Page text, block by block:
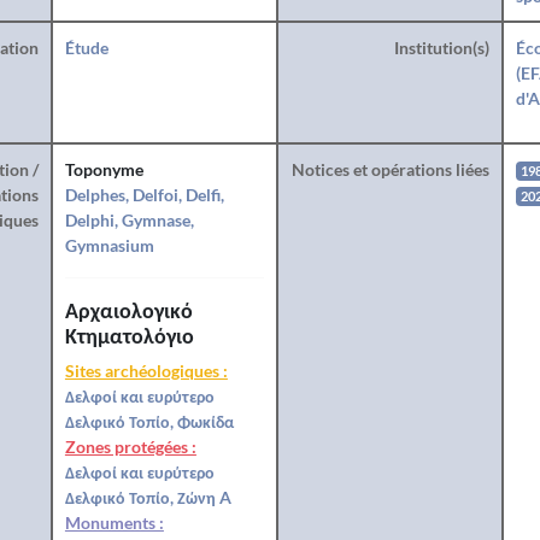
Étude Institution(s)
/
Toponyme
Delphes, Delfoi, Delfi,
Delphi, Gymnase,
Gymnasium
Αρχαιολογικό
Κτηματολόγιο
Sites archéologiques :
Δελφοί και ευρύτερο
Δελφικό Τοπίο, Φωκίδα
Zones protégées :
Δελφοί και ευρύτερο
Δελφικό Τοπίο, Ζώνη A
Monuments :
Notices et opérations liées